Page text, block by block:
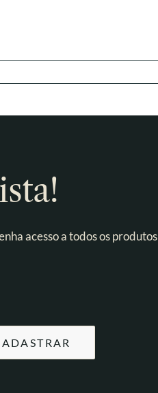
acesso a todos os produtos